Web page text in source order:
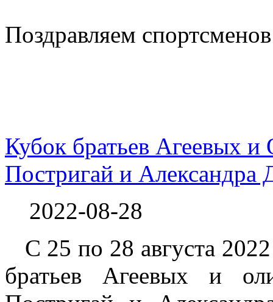
Поздравляем
Кубок братьев Агеевых
Постригай и Александра
2022-08-28
С 25 по 28 августа
братьев Агеевых и